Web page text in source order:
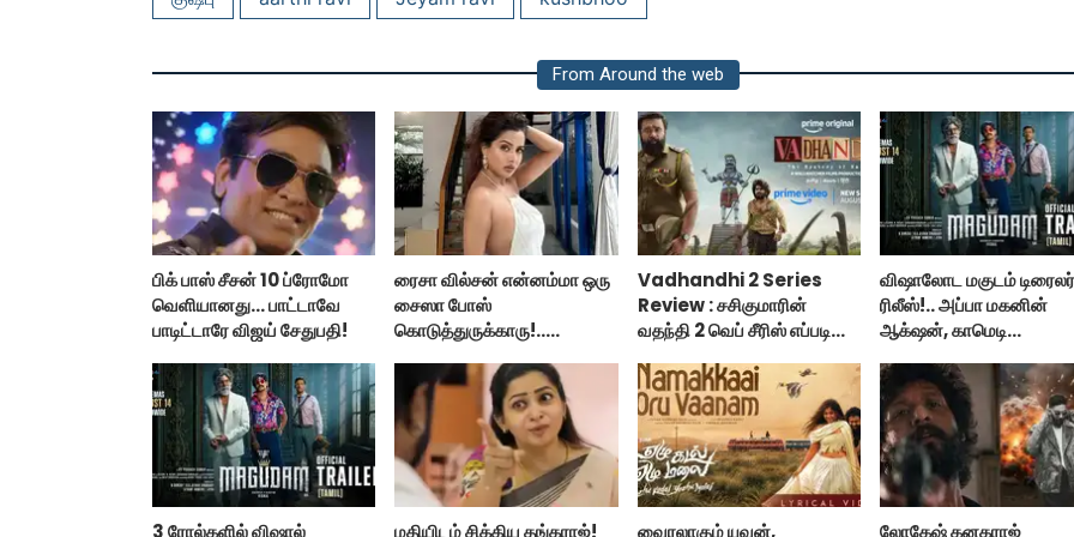
From Around the web
பிக் பாஸ் சீசன் 10 ப்ரோமோ
வெளியானது... பாட்டாவே
பாடிட்டாரே விஜய் சேதுபதி!
ரைசா வில்சன் என்னம்மா ஒரு
சைஸா போஸ்
கொடுத்துருக்காரு!..
Vadhandhi 2 Series
Review : சசிகுமாரின்
வதந்தி 2 வெப் சீரிஸ் எப்படி
விமர்சனம்!
விஷாலோட மகுடம்
ரிலீஸ்!.. அப்பா மகனின்
ஆக்‌ஷன், காமெடி
3 ரோல்களில் விஷால் மதியிடம் சிக்கிய தங்கராஜ்! வைரலாகும் யுவன், லோகேஷ் கனகராஜ்